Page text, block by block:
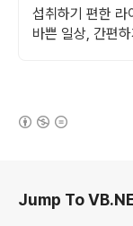
섭취하기 편한 라
바쁜 일상, 간편
Jump To